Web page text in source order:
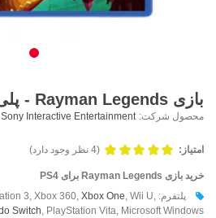
بازی Rayman Legends - پلی استیشن 4
محصول شرکت: Sony Interactive Entertainment
امتیاز: (4 نظر وجود دارد)
خرید بازی Rayman Legends برای PS4
پلتفرم:
3, Xbox 360, Xbox One , Wii U,
Switch , PlayStation Vita, Microsoft Windows